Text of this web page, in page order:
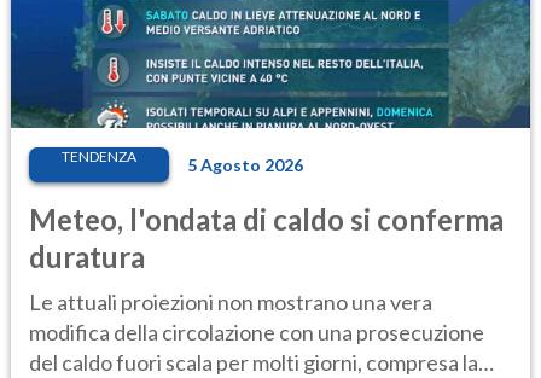
TENDENZA 5 Agosto 2026
Meteo, l'ondata di caldo si conferma
duratura
Le attuali proiezioni non mostrano una vera
modifica della circolazione con una prosecuzione
del caldo fuori scala per molti giorni, compresa la